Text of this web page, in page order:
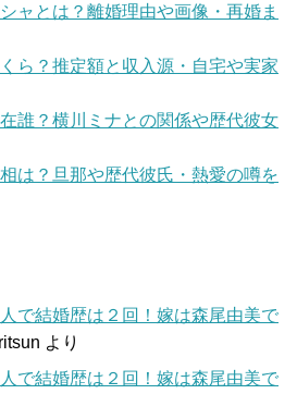
ャとは？離婚理由や画像・再婚ま
ら？推定額と収入源・自宅や実家
誰？横川ミナとの関係や歴代彼女
は？旦那や歴代彼氏・熱愛の噂を
で結婚歴は２回！嫁は森尾由美で
より
で結婚歴は２回！嫁は森尾由美で